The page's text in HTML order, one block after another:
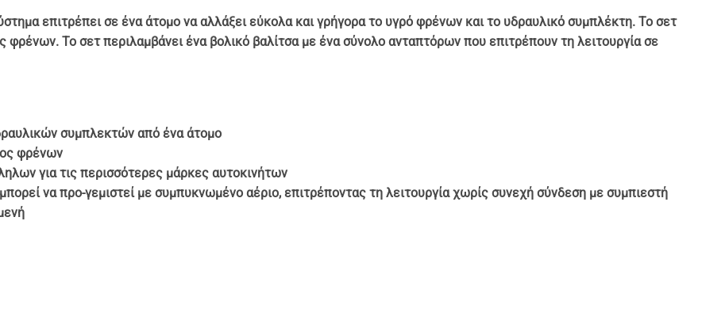
επιτρέπει σε ένα άτομο να αλλάξει εύκολα και γρήγορα το υγρό φρένων και το υδραυλικό συμπλέκτη. Το σετ
Το σετ περιλαμβάνει ένα βολικό βαλίτσα με ένα σύνολο ανταπτόρων που επιτρέπουν τη λειτουργία σε
συμπλεκτών από ένα άτομο
φρένων
για τις περισσότερες μάρκες αυτοκινήτων
να προ-γεμιστεί με συμπυκνωμένο αέριο, επιτρέποντας τη λειτουργία χωρίς συνεχή σύνδεση με συμπιεστή